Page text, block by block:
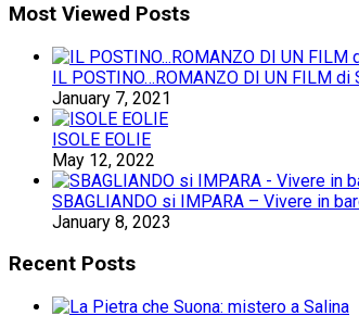
Most Viewed Posts
IL POSTINO…ROMANZO DI UN FILM di
January 7, 2021
ISOLE EOLIE
May 12, 2022
SBAGLIANDO si IMPARA – Vivere in
January 8, 2023
Recent Posts